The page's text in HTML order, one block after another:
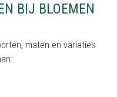
BIJ BLOEMEN
maten en variaties